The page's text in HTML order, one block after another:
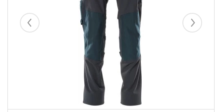
Eelmised